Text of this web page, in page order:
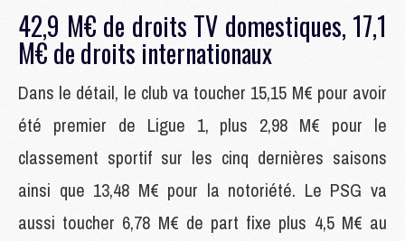
42,9 M€ de droits TV domestiques, 17,1
M€ de droits internationaux
Dans le détail, le club va toucher 15,15 M€ pour avoir
été premier de Ligue 1, plus 2,98 M€ pour le
classement sportif sur les cinq dernières saisons
ainsi que 13,48 M€ pour la notoriété. Le PSG va
aussi toucher 6,78 M€ de part fixe plus 4,5 M€ au